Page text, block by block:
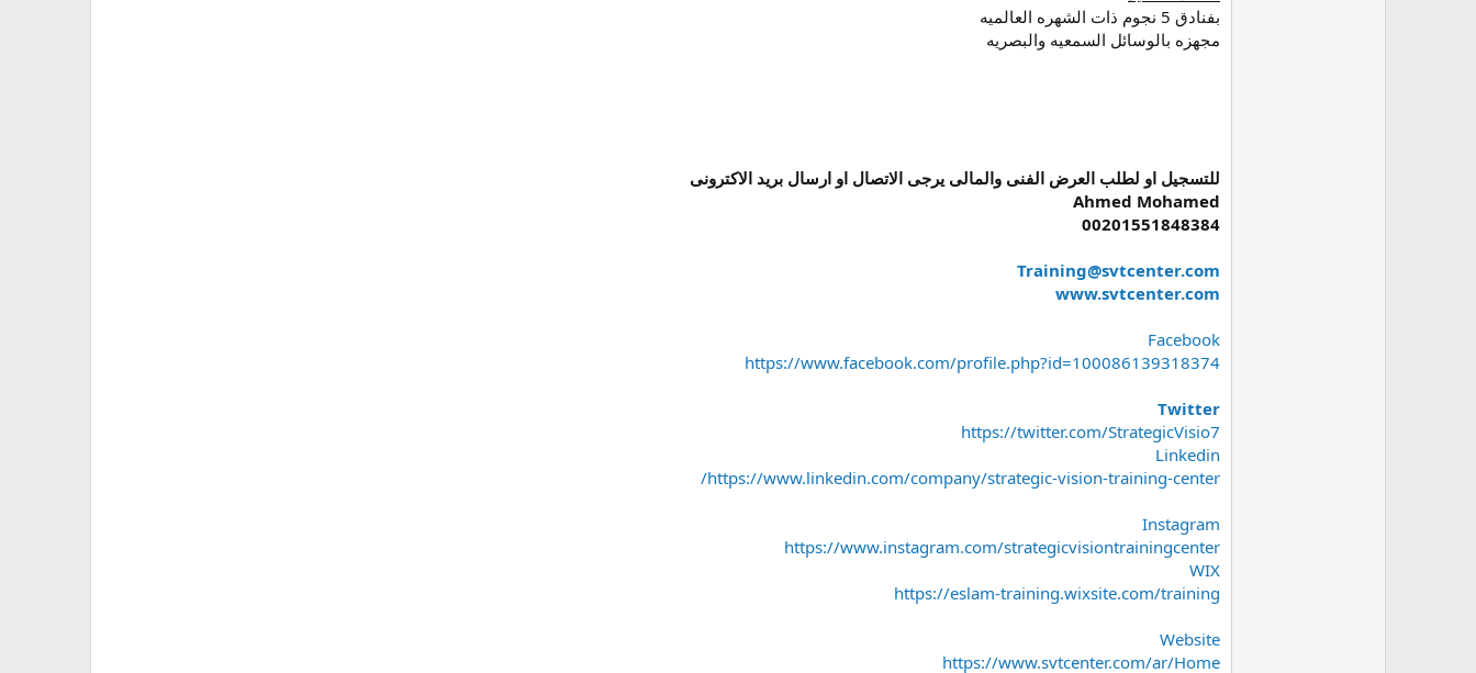
بفنادق 5 نجوم ذات الشهره العالميه
مجهزه بالوسائل السمعيه والبصريه
للتسجيل او لطلب العرض الفنى والمالى يرجى الاتصال او ارسال بريد الاكترونى
Ahmed Mohamed
00201551848384
Training@svtcenter.com
www.svtcenter.com
Facebook
https://www.facebook.com/profile.php?id=100086139318374
Twitter
https://twitter.com/StrategicVisio7
Linkedin
https://www.linkedin.com/company/strategic-vision-training-center/
Instagram
https://www.instagram.com/strategicvisiontrainingcenter
WIX
https://eslam-training.wixsite.com/training
Website
https://www.svtcenter.com/ar/Home